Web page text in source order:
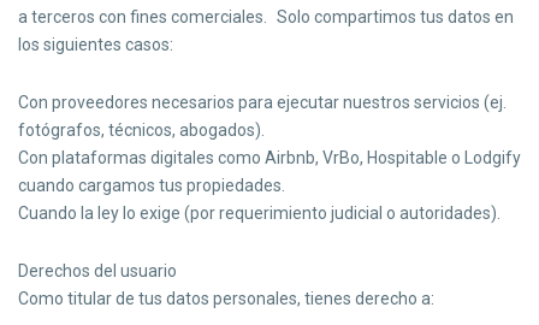
a terceros con fines comerciales. Solo compartimos tus datos en
los siguientes casos:
Con proveedores necesarios para ejecutar nuestros servicios (ej.
fotógrafos, técnicos, abogados).
Con plataformas digitales como Airbnb, VrBo, Hospitable o Lodgify
cuando cargamos tus propiedades.
Cuando la ley lo exige (por requerimiento judicial o autoridades).
Derechos del usuario
Como titular de tus datos personales, tienes derecho a: